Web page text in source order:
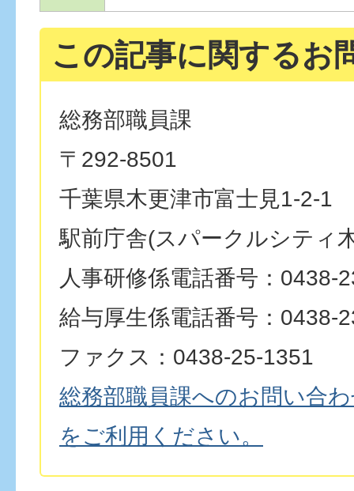
この記事に関するお
総務部職員課
〒292-8501
千葉県木更津市富士見1-2-1
駅前庁舎(スパークルシティ
人事研修係電話番号：0438-
給与厚生係電話番号：0438-
ファクス：0438-25-1351
総務部職員課へのお問い合
をご利用ください。